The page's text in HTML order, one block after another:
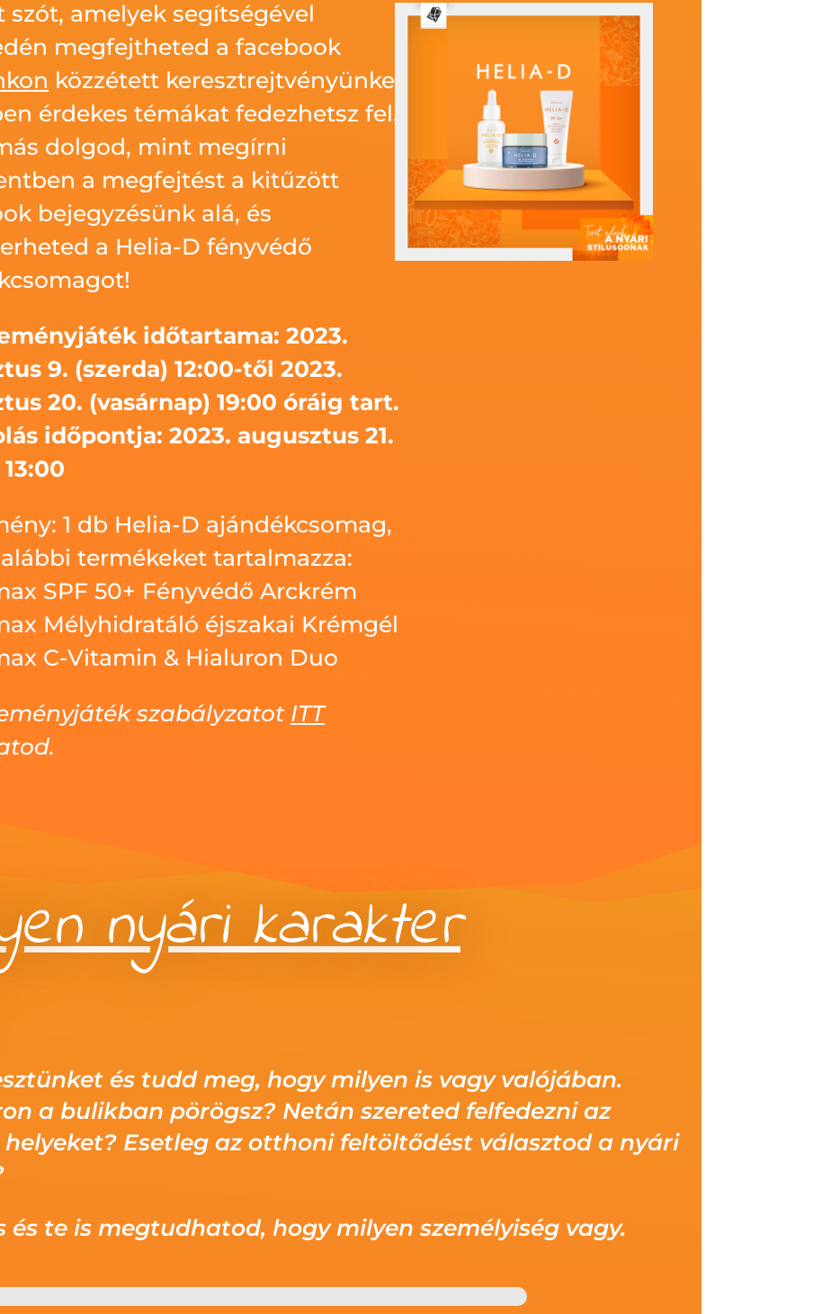
szót, amelyek segítségével
megfejtheted a facebook
közzétett keresztrejtvényünket,
érdekes témákat fedezhetsz fel.
dolgod, mint megírni
a megfejtést a kitűzött
bejegyzésünk alá, és
a Helia-D fényvédő
időtartama: 2023.
9. (szerda) 12:00-től 2023.
20. (vasárnap) 19:00 óráig tart.
időpontja: 2023. augusztus 21.
1 db Helia-D ajándékcsomag,
termékeket tartalmazza:
SPF 50+ Fényvédő Arckrém
Mélyhidratáló éjszakai Krémgél
C-Vitamin & Hialuron Duo
szabályzatot ITT
nyári karakter
és tudd meg, hogy milyen is vagy valójában.
a bulikban pörögsz? Netán szereted felfedezni az
Esetleg az otthoni feltöltődést választod a nyári
és te is megtudhatod, hogy milyen személyiség vagy.